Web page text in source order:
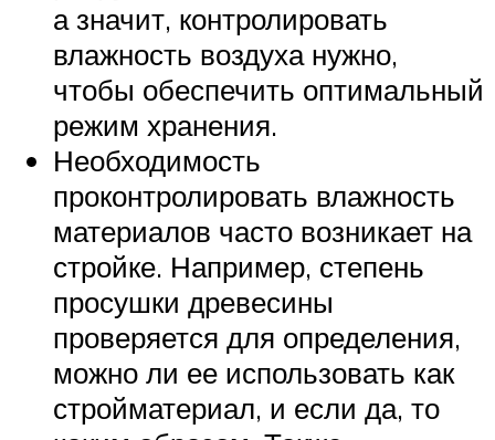
а значит, контролировать
влажность воздуха нужно,
чтобы обеспечить оптимальный
режим хранения.
Необходимость
проконтролировать влажность
материалов часто возникает на
стройке. Например, степень
просушки древесины
проверяется для определения,
можно ли ее использовать как
стройматериал, и если да, то